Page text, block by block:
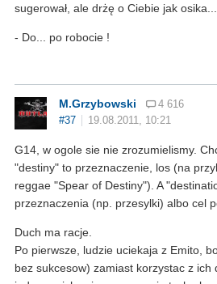
sugerował, ale drżę o Ciebie jak
- Do... po robocie !
M.Grzybowski
4 616
#37
19.08.2011, 10:21
G14, w ogole sie nie zrozumielismy.
"destiny" to przeznaczenie, los (na
reggae "Spear of Destiny"). A
przeznaczenia (np. przesylki) albo cel
Duch ma racje.
Po pierwsze, ludzie uciekaja z Emito,
bez sukcesow) zamiast korzystac z ich